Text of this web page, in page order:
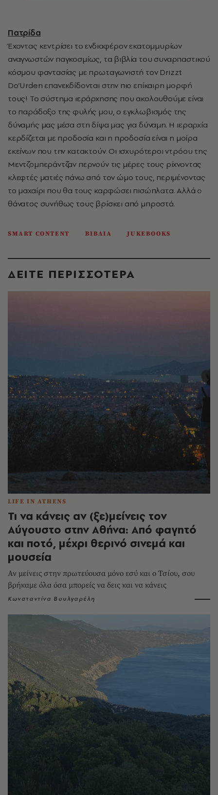
Πατρίδα
Έχοντας κεντρίσει το ενδιαφέρον εκατομμυρίων
αναγνωστών παγκοσμίως, τα βιβλία του συναρπαστικού
κόσμου φαντασίας με πρωταγωνιστή τον Drizzt
Do’Urden επανεκδίδονται στην πιο επίκαιρη μορφή
τους! Το σύστημα ιεράρχησης που ακολουθούμε είναι
το παράδοξο της φυλής μου, ο εγκλωβισμός της
δύναμής μας μέσα στη δίψα μας για δύναμη. Η ιεραρχία
κερδίζεται με προδοσία και η προδοσία είναι η μοίρα
εκείνων που την κατακτούν. Οι ισχυρότεροι ντρόου της
Μεντζομπεράντζαν περνούν τις μέρες τους ρίχνοντας
κλεφτές ματιές πάνω από τον ώμο τους, περιμένοντας
το μαχαίρι που θα τους καρφώσει πισώπλατα. Αλλά ο
θάνατος συνήθως τους βρίσκει από μπροστά.
SMART CONTENT ΒΙΒΛΙΑ JUKEBOOKS
ΔΕΙΤΕ ΠΕΡΙΣΣΟΤΕΡΑ
LIFE IN ATHENS
Τι να κάνεις αν (ξε)μείνεις τον
Αύγουστο στην Αθήνα: Από φαγητό
και ποτό, μέχρι θερινό σινεμά και
μουσεία
Αν μείνεις στην πρωτεύουσα μόνο εσύ και ο Τσίου, σου
βρήκαμε όλα όσα μπορείς να δεις και να κάνεις
Κωνσταντίνα Βουλγαρέλη